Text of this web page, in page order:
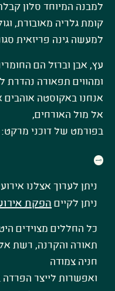
למבנה המיוחד סלון
קומת גלריה מאובזרת,
למעשה גינה פריזאית
עץ, אבן וברזל הם
ומהווים תפאורה נהדרת
אנחנו באקוסטה
אל מול האורחים,
בפורמט של דוכני מרקט:
ניתן לערוך אצלנו אירועים עד
ניתן לקיים הפקת
כל החללים מצוידים
תאורה והקרנה, רשת
חניה צמודה
ואפשרות לייצר הפרדה בין 4 החללים